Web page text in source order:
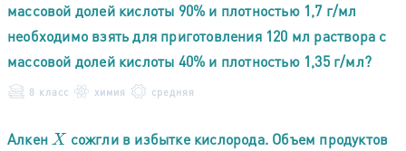
массовой долей кислоты 90% и плотностью 1,7 г/мл
необходимо взять для приготовления 120 мл раствора с
массовой долей кислоты 40% и плотностью 1,35 г/мл?
8 класс химия средняя
Алкен X
сожгли в избытке кислорода. Объем продуктов